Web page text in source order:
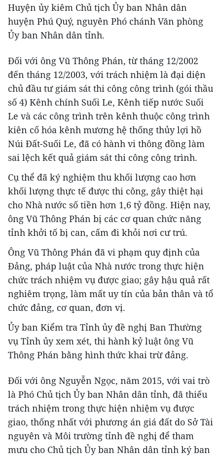
Huyện ủy kiêm Chủ tịch Ủy ban Nhân dân
huyện Phú Quý, nguyên Phó chánh Văn phòng
Ủy ban Nhân dân tỉnh.
Đối với ông Vũ Thông Phán, từ tháng 12/2002
đến tháng 12/2003, với trách nhiệm là đại diện
chủ đầu tư giám sát thi công công trình (gói thầu
số 4) Kênh chính Suối Le, Kênh tiếp nước Suối
Le và các công trình trên kênh thuộc công trình
kiên cố hóa kênh mương hệ thống thủy lợi hồ
Núi Đất-Suối Le, đã có hành vi thông đồng làm
sai lệch kết quả giám sát thi công công trình.
Cụ thể đã ký nghiệm thu khối lượng cao hơn
khối lượng thực tế được thi công, gây thiệt hại
cho Nhà nước số tiền hơn 1,6 tỷ đồng. Hiện nay,
ông Vũ Thông Phán bị các cơ quan chức năng
tỉnh khởi tố bị can, cấm đi khỏi nơi cư trú.
Ông Vũ Thông Phán đã vi phạm quy định của
Đảng, pháp luật của Nhà nước trong thực hiện
chức trách nhiệm vụ được giao; gây hậu quả rất
nghiêm trọng, làm mất uy tín của bản thân và tổ
chức đảng, cơ quan, đơn vị.
Ủy ban Kiểm tra Tỉnh ủy đề nghị Ban Thường
vụ Tỉnh ủy xem xét, thi hành kỷ luật ông Vũ
Thông Phán bằng hình thức khai trừ đảng.
Đối với ông Nguyễn Ngọc, năm 2015, với vai trò
là Phó Chủ tịch Ủy ban Nhân dân tỉnh, đã thiếu
trách nhiệm trong thực hiện nhiệm vụ được
giao, thống nhất với phương án giá đất do Sở Tài
nguyên và Môi trường tỉnh đề nghị để tham
mưu cho Chủ tịch Ủy ban Nhân dân tỉnh ký ban